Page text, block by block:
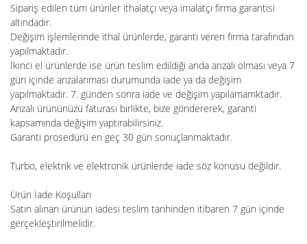
Sipariş edilen tüm ürünler ithalatçı veya imalatçı firma garantisi
altındadır.
Değişim işlemlerinde ithal ürünlerde, garanti veren firma tarafından
yapılmaktadır.
İkinci el ürünlerde ise ürün teslim edildiği anda arızalı olması veya 7
gün içinde arızalanması durumunda iade ya da değişim
yapılmaktadır. 7. günden sonra iade ve değişim yapılamamktadır.
Arızalı ürününüzü faturası birlikte, bize göndererek, garanti
kapsamında değişim yaptırabilirsiniz.
Garanti prosedürü en geç 30 gün sonuçlanmaktadır.
Turbo, elektrik ve elektronik ürünlerde iade söz konusu değildir.
Ürün İade Koşulları
Satın alınan ürünün iadesi teslim tarihinden itibaren 7 gün içinde
gerçekleştirilmelidir.